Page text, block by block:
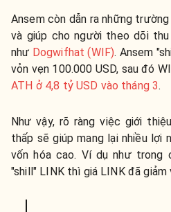
Ansem còn dẫn ra những
và giúp cho người theo dõi
như Dogwifhat (WIF). Ansem
vỏn vẹn 100.000 USD, sau đó
ATH ở 4,8 tỷ USD vào tháng 3.
Như vậy, rõ ràng việc giới
thấp sẽ giúp mang lại nhiều lợi
vốn hóa cao. Ví dụ như trong
"shill" LINK thì giá LINK đã giảm